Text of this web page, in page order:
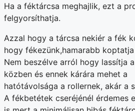
Ha a féktárcsa meghajlik, ezt a
felgyorsíthatja.
Azzal hogy a tárcsa nekiér a fék
hogy fékezünk,hamarabb
Nem beszélve arról hogy lassítja
közben és ennek kárára mehet a
hatótávolsága a rollernek, akár a
A fékbetétek cseréjénél érdemes